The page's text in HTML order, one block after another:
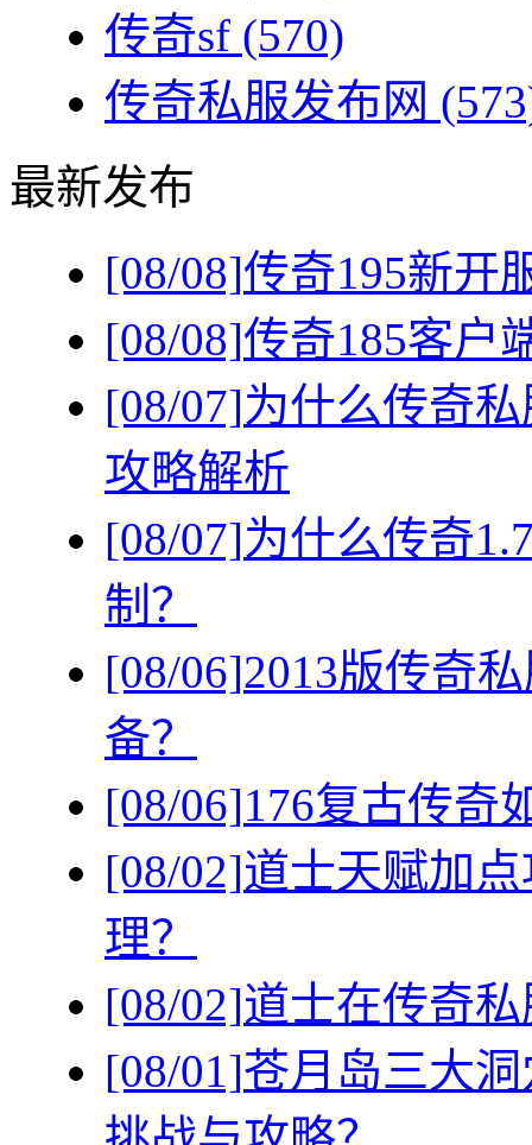
传奇sf (570)
传奇私服发布网
最新发布
[08/08]传奇195新开
[08/08]传奇185客户
[08/07]为什么传奇
攻略解析
[08/07]为什么传奇
制？
[08/06]2013版传奇
备？
[08/06]176复古传奇
[08/02]道士天赋加
理？
[08/02]道士在传奇
[08/01]苍月岛三大